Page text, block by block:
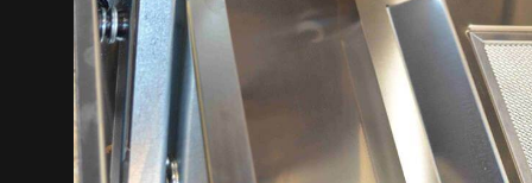
Де придбати
Галерея
Акції
Співпраця